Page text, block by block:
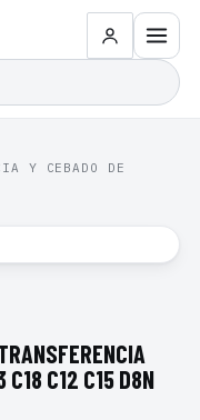
Y CEBADO DE
C12 C15 D8N